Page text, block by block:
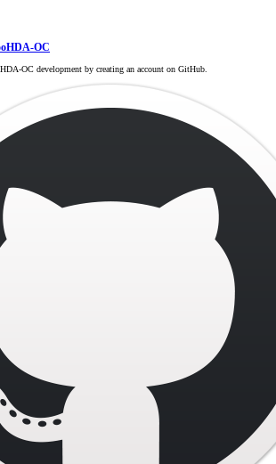
OC
OC development by creating an account on GitHub.